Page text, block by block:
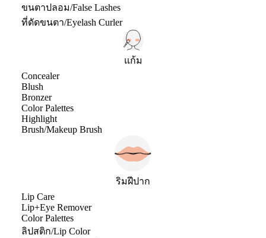
ขนตาปลอม/False Lashes
ที่ดัดขนตา/Eyelash Curler
แก้ม
Concealer
Blush
Bronzer
Color Palettes
Highlight
Brush/Makeup Brush
ริมฝีปาก
Lip Care
Lip+Eye Remover
Color Palettes
ลิปสติก/Lip Color